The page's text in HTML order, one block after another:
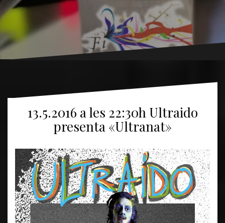
13.5.2016 a les 22:30h Ultraido
presenta «Ultranat»